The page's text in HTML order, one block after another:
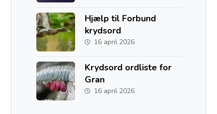
Hjælp til Forbund
krydsord
16 april 2026
Krydsord ordliste for
Gran
16 april 2026